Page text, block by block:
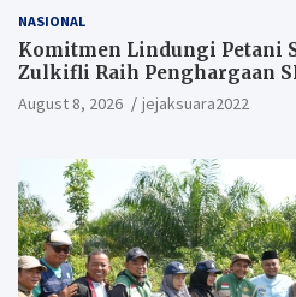
NASIONAL
Komitmen Lindungi Petani
Zulkifli Raih Penghargaan
August 8, 2026 jejaksuara2022